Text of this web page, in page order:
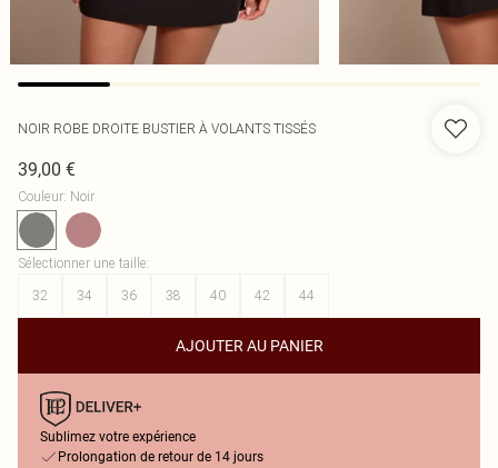
NOIR ROBE DROITE BUSTIER À VOLANTS TISSÉS
39,00 €
Couleur: Noir
Sélectionner une taille:
32
34 36 38 40 42 44
AJOUTER AU PANIER
Sublimez votre expérience
Prolongation de retour de 14 jours